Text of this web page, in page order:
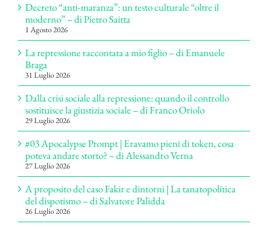
Decreto “anti-maranza”: un testo culturale “oltre il
moderno” – di Pietro Saitta
1 Agosto 2026
La repressione raccontata a mio figlio – di Emanuele
Braga
31 Luglio 2026
Dalla crisi sociale alla repressione: quando il controllo
sostituisce la giustizia sociale – di Franco Oriolo
29 Luglio 2026
#03 Apocalypse Prompt | Eravamo pieni di token, cosa
poteva andare storto? – di Alessandro Verna
27 Luglio 2026
A proposito del caso Fakir e dintorni | La tanatopolitica
del dispotismo – di Salvatore Palidda
26 Luglio 2026